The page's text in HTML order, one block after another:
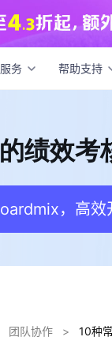
务 帮助支持
方法全盘点！
绩效考
，高效
团队协作 > 10种